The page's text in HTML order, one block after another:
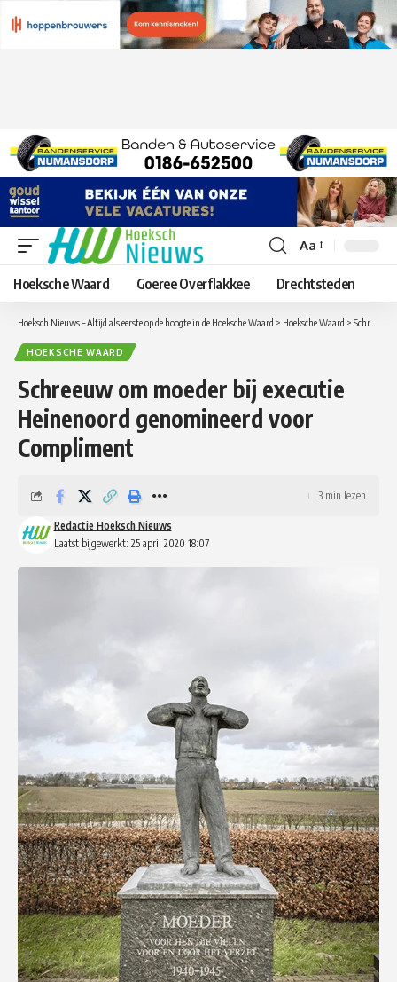
Lettergrootte
aanpassen
Aa
Hoeksche Waard Goeree Overflakkee Drechtsteden
Hoeksch Nieuws – Altijd als eerste op de hoogte in de Hoeksche Waard > Hoeksche Waard > Schreeuw om moeder bij executie Heinenoord genomineerd voor Compliment
HOEKSCHE WAARD
Schreeuw om moeder bij executie
Heinenoord genomineerd voor
Compliment
Laatst bijgewerkt: 25 april 2020 18:07
Redactie Hoeksch Nieuws
3 min lezen